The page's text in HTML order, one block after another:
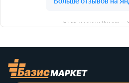
Базис на карте Рязани —